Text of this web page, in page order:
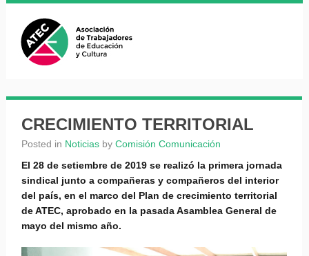
CRECIMIENTO TERRITORIAL
Posted in Noticiasby Comisión Comunicación
El 28 de setiembre de 2019 se realizó la primera jornada
sindical junto a compañeras y compañeros del interior
del país, en el marco del Plan de crecimiento territorial
de ATEC, aprobado en la pasada Asamblea General de
mayo del mismo año.